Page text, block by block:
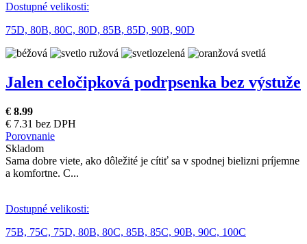
Dostupné velikosti:
75D, 80B, 80C, 80D, 85B, 85D, 90B, 90D
Jalen celočipková podrpsenka bez výstuže
€ 8.99
€ 7.31 bez DPH
Porovnanie
Skladom
Sama dobre viete, ako dôležité je cítiť sa v spodnej bielizni príjemne
a komfortne. C...
Dostupné velikosti:
75B, 75C, 75D, 80B, 80C, 85B, 85C, 90B, 90C, 100C